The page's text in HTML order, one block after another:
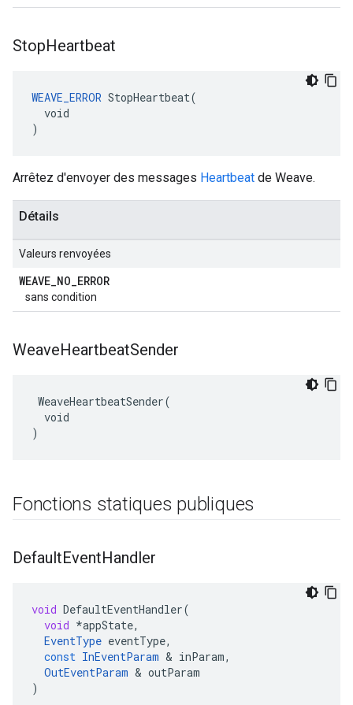
StopHeartbeat
WEAVE_ERROR StopHeartbeat(
  void
)
Arrêtez d'envoyer des messages Heartbeat de Weave.
Détails
Valeurs renvoyées
WEAVE_NO_ERROR
sans condition
WeaveHeartbeatSender
WeaveHeartbeatSender(
  void
)
Fonctions statiques publiques
DefaultEventHandler
void DefaultEventHandler(
void *appState,
EventType eventType,
const InEventParam & inParam,
OutEventParam & outParam
)